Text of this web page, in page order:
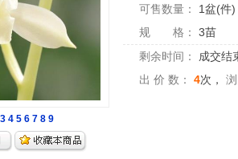
3 4 5 6 7 8 9
可售数量： 1盆(件)
规 格：
3苗
剩余时间：
成交结
出 价 数：
4次，